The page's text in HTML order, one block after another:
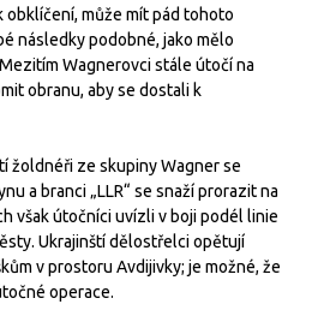
obklíčení, může mít pád tohoto
následky podobné, jako mělo
Wagnerovci stále útočí na
obranu, aby se dostali k
žoldnéři ze skupiny Wagner se
a branci „LLR“ se snaží prorazit na
však útočníci uvízli v boji podél linie
Ukrajinští dělostřelci opětují
v prostoru Avdijivky; je možné, že
operace.